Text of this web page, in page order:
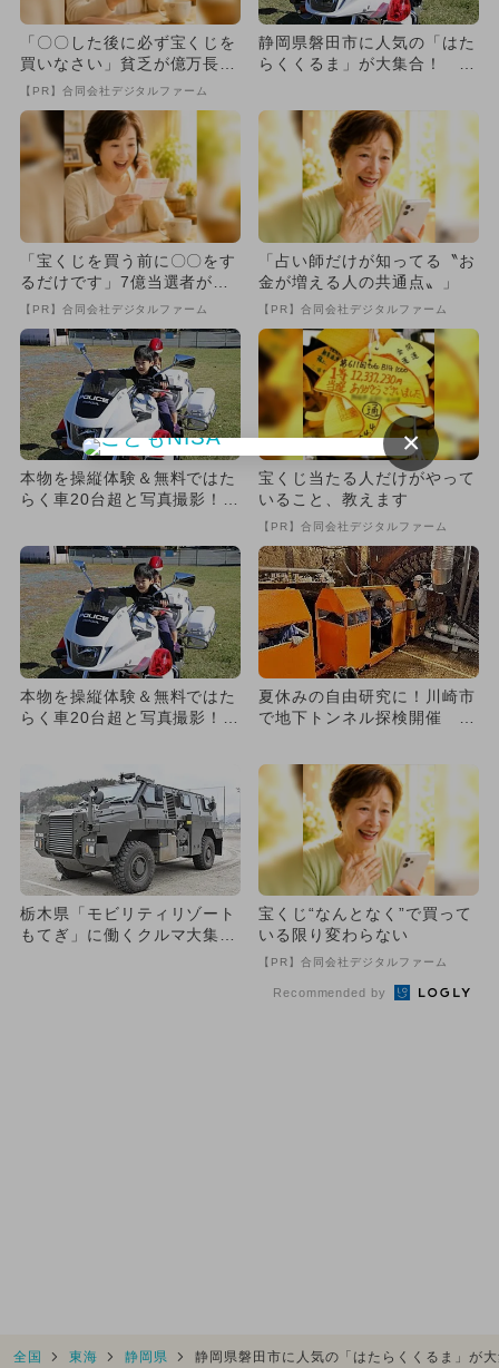
「〇〇した後に必ず宝くじを
買いなさい」貧乏が億万長者
に
【PR】合同会社デジタルファーム
静岡県磐田市に人気の「はた
らくくるま」が大集合！ 親
も！
「宝くじを買う前に〇〇をす
るだけです」7億当選者が続
出
【PR】合同会社デジタルファーム
「占い師だけが知ってる〝お
金が増える人の共通点〟」
【PR】合同会社デジタルファーム
本物を操縦体験＆無料ではた
らく車20台超と写真撮影！
宝くじ当たる人だけがやって
いること、教えます
【PR】合同会社デジタルファーム
本物を操縦体験＆無料ではた
らく車20台超と写真撮影！
夏休みの自由研究に！川崎市
で地下トンネル探検開催 建
栃木県「モビリティリゾート
もてぎ」に働くクルマ大集
宝くじ“なんとなく”で買って
いる限り変わらない
【PR】合同会社デジタルファーム
Recommended by
全国 東海 静岡県 静岡県磐田市に人気の「はたらくくるま」が
×